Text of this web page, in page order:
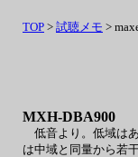
MXH-DBA900
低音より。低域は
は中域と同量から若
TOP > 試聴メモ >